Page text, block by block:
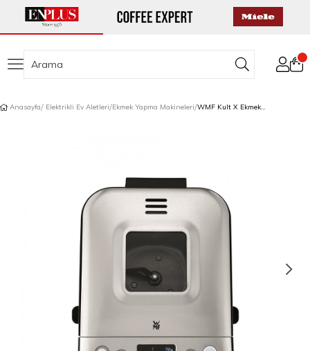
Anasayfa Elektrikli Ev Aletleri Ekmek Yapma Makineleri WMF Kult X Ekmek Yapma Makinesi